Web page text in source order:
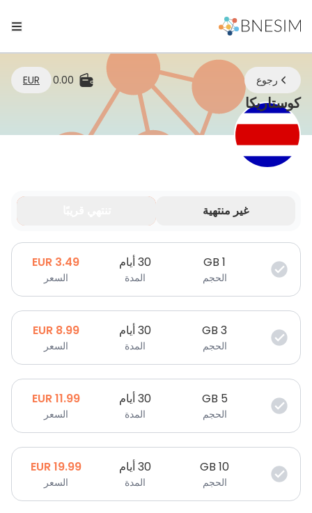
رجوع 0.00
EUR
كوستاريكاeSIM | ابقَ متصلاً أينما كنت
غير منتهية
بياناتك صالحة لفترة محدودة.
1
GB
الحجم
30 أيام
المدة
3.49
EUR
السعر
3
GB
الحجم
30 أيام
المدة
8.99
EUR
السعر
5
GB
الحجم
30 أيام
المدة
11.99
EUR
السعر
10
GB
الحجم
30 أيام
المدة
19.99
EUR
السعر